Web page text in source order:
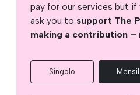
pay for our services but if
ask you to support The
making a contribution –
Singolo